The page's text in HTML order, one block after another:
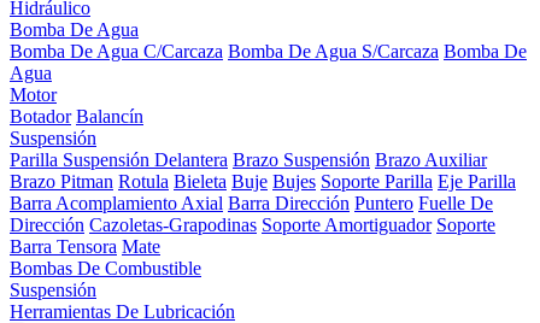
Hidráulico
Bomba De Agua
Bomba De Agua C/Carcaza Bomba De Agua S/Carcaza Bomba De
Agua
Motor
Botador Balancín
Suspensión
Parilla Suspensión Delantera Brazo Suspensión Brazo Auxiliar
Brazo Pitman Rotula Bieleta Buje Bujes Soporte Parilla Eje Parilla
Barra Acomplamiento Axial Barra Dirección Puntero Fuelle De
Dirección Cazoletas-Grapodinas Soporte Amortiguador Soporte
Barra Tensora Mate
Bombas De Combustible
Suspensión
Herramientas De Lubricación